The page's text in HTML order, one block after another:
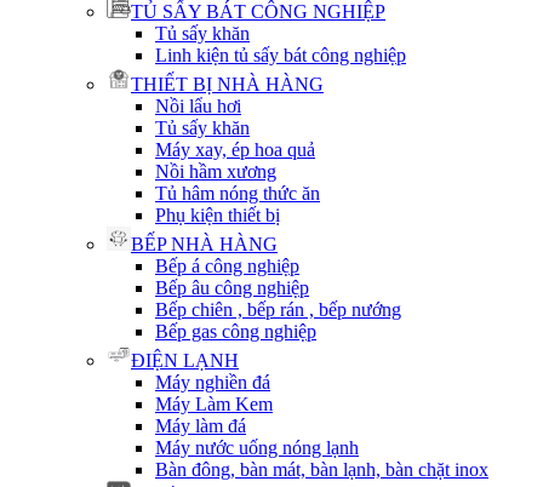
TỦ SẤY BÁT CÔNG NGHIỆP
Tủ sấy khăn
Linh kiện tủ sấy bát công nghiệp
THIẾT BỊ NHÀ HÀNG
Nồi lẩu hơi
Tủ sấy khăn
Máy xay, ép hoa quả
Nồi hầm xương
Tủ hâm nóng thức ăn
Phụ kiện thiết bị
BẾP NHÀ HÀNG
Bếp á công nghiệp
Bếp âu công nghiệp
Bếp chiên , bếp rán , bếp nướng
Bếp gas công nghiệp
ĐIỆN LẠNH
Máy nghiền đá
Máy Làm Kem
Máy làm đá
Máy nước uống nóng lạnh
Bàn đông, bàn mát, bàn lạnh, bàn chặt inox